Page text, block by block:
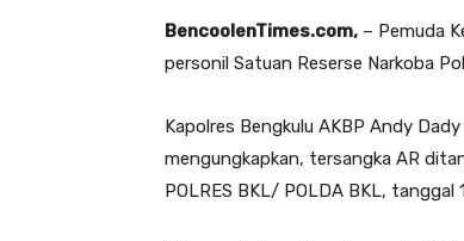
BencoolenTimes.com, – Pemuda
personil Satuan Reserse Narkoba
Kapolres Bengkulu AKBP Andy
mengungkapkan, tersangka AR
POLRES BKL/ POLDA BKL, tanggal